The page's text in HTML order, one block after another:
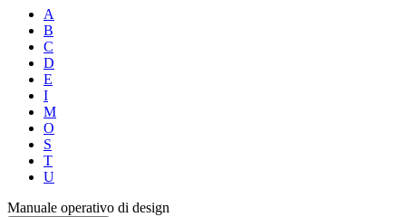
A
B
C
D
E
I
M
O
S
T
U
Manuale operativo di design